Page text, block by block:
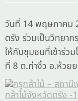
วันที่ 14 พฤษภาคม
ตรัง ร่วมเป็นวิทยาก
ให้กับชุมชนที่เข้าร่ว
ที่ 8 ต.ท่างิ้ว อ.ห้วย